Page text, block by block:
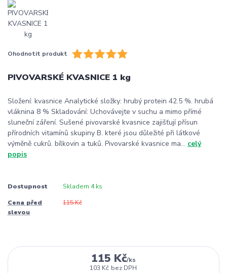
Ohodnotit produkt
PIVOVARSKÉ KVASNICE 1 kg
Složení: kvasnice Analytické složky: hrubý protein 42.5 %. hrubá
vláknina 8 % Skladování: Uchovávejte v suchu a mimo přímé
sluneční záření. Sušené pivovarské kvasnice zajišťují přísun
přírodních vitamínů skupiny B. které jsou důležité při látkové
výměně cukrů. bílkovin a tuků. Pivovarské kvasnice ma... celý
popis
Dostupnost Skladem 4 ks
Cena před
slevou
115 Kč
115 Kč/ks
103 Kč bez DPH